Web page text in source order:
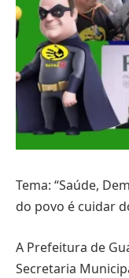
Tema: “Saúde,
do povo é cuidar
A Prefeitura de
Secretaria